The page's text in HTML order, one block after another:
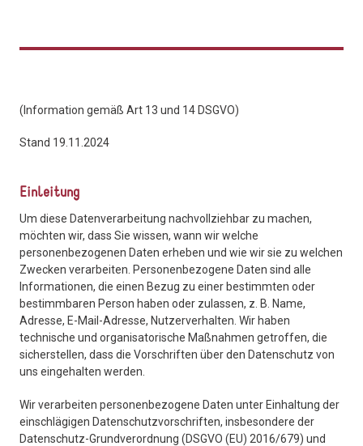
(Information gemäß Art 13 und 14 DSGVO)
Stand 19.11.2024
Einleitung
Um diese Datenverarbeitung nachvollziehbar zu machen,
möchten wir, dass Sie wissen, wann wir welche
personenbezogenen Daten erheben und wie wir sie zu welchen
Zwecken verarbeiten. Personenbezogene Daten sind alle
Informationen, die einen Bezug zu einer bestimmten oder
bestimmbaren Person haben oder zulassen, z. B. Name,
Adresse, E-Mail-Adresse, Nutzerverhalten. Wir haben
technische und organisatorische Maßnahmen getroffen, die
sicherstellen, dass die Vorschriften über den Datenschutz von
uns eingehalten werden.
Wir verarbeiten personenbezogene Daten unter Einhaltung der
einschlägigen Datenschutzvorschriften, insbesondere der
Datenschutz-Grundverordnung (DSGVO (EU) 2016/679) und